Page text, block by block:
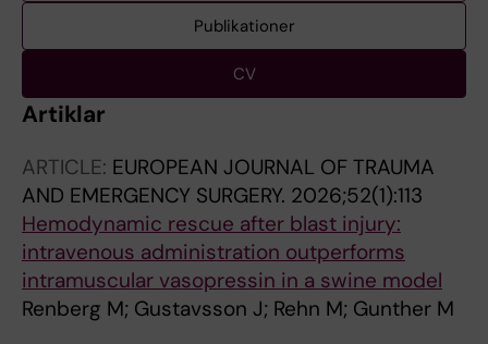
Publikationer
CV
Artiklar
ARTICLE: EUROPEAN JOURNAL OF TRAUMA
AND EMERGENCY SURGERY. 2026;52(1):113
Hemodynamic rescue after blast injury:
intravenous administration outperforms
intramuscular vasopressin in a swine model
Renberg M; Gustavsson J; Rehn M; Gunther M